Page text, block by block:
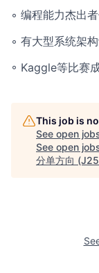
◦ 编程能力杰出者
◦ 有大型系统架
◦ Kaggle等比赛
This job is
See open
See open
分单方向